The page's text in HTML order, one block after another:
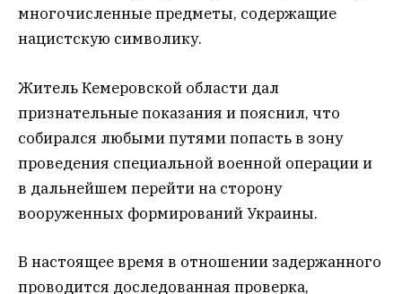
многочисленные предметы, содержащие
нацистскую символику.
Житель Кемеровской области дал
признательные показания и пояснил, что
собирался любыми путями попасть в зону
проведения специальной военной операции и
в дальнейшем перейти на сторону
вооруженных формирований Украины.
В настоящее время в отношении задержанного
проводится доследованная проверка,